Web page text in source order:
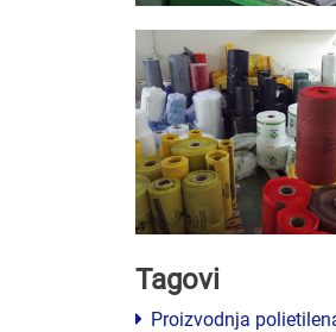
Tagovi
Proizvodnja